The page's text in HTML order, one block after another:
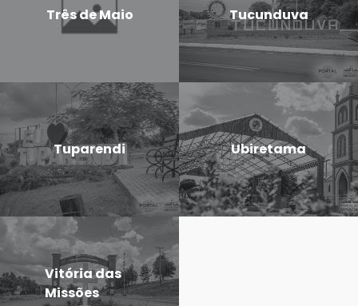
Três de Maio Tucunduva
Tuparendi Ubiretama
Vitória das
Missões